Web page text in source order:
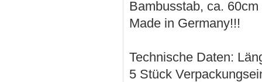
Bambusstab, ca.
Made in Germany!!!
Technische Daten:
5 Stück